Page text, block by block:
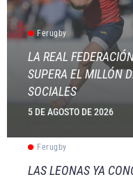
Ferugby
LA REAL
SUPERA EL MILLÓN
SOCIALES
5 DE AGOSTO DE 2026
Ferugby
LAS LEONAS YA